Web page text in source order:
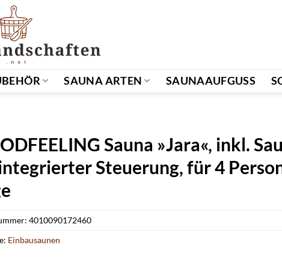
SAUNA ARTEN SAUNAAUFGUSS
Sauna »Jara«, inkl.
Steuerung, für 4
4010090172460
Einbausaunen